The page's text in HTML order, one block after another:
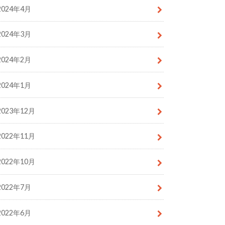
年4月
年3月
年2月
年1月
年12月
年11月
年10月
年7月
年6月